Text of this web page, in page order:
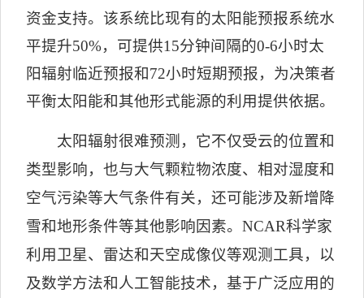
资金支持。该系统比现有的太阳能预报系统水
平提升50%，可提供15分钟间隔的0-6小时太
阳辐射临近预报和72小时短期预报，为决策者
平衡太阳能和其他形式能源的利用提供依据。
太阳辐射很难预测，它不仅受云的位置和
类型影响，也与大气颗粒物浓度、相对湿度和
空气污染等大气条件有关，还可能涉及新增降
雪和地形条件等其他影响因素。NCAR科学家
利用卫星、雷达和天空成像仪等观测工具，以
及数学方法和人工智能技术，基于广泛应用的